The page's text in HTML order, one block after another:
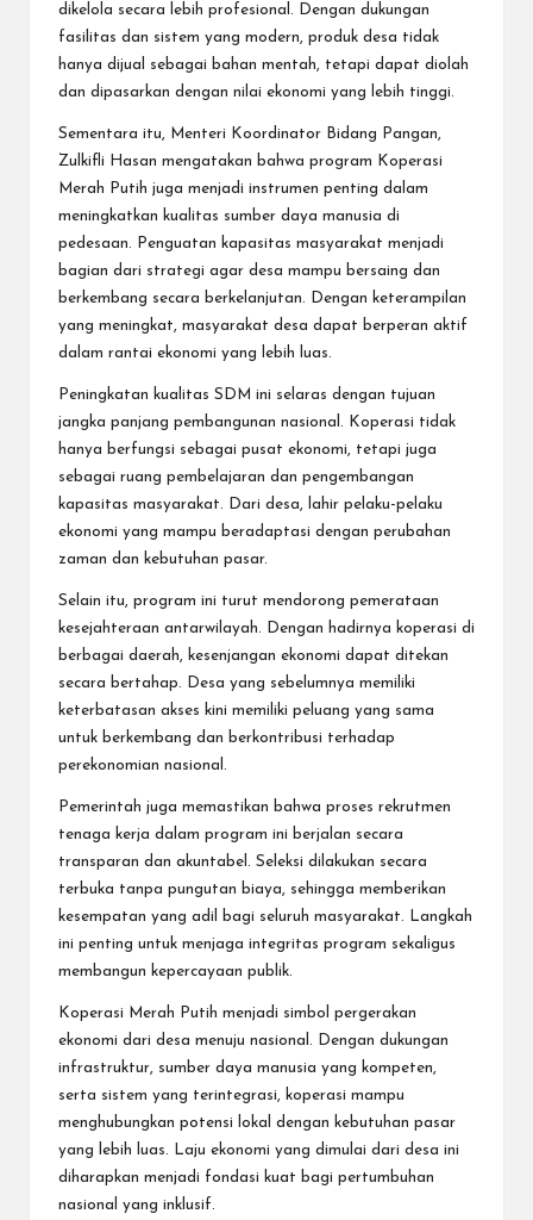
dikelola secara lebih profesional. Dengan dukungan
fasilitas dan sistem yang modern, produk desa tidak
hanya dijual sebagai bahan mentah, tetapi dapat diolah
dan dipasarkan dengan nilai ekonomi yang lebih tinggi.
Sementara itu, Menteri Koordinator Bidang Pangan,
Zulkifli Hasan mengatakan bahwa program Koperasi
Merah Putih juga menjadi instrumen penting dalam
meningkatkan kualitas sumber daya manusia di
pedesaan. Penguatan kapasitas masyarakat menjadi
bagian dari strategi agar desa mampu bersaing dan
berkembang secara berkelanjutan. Dengan keterampilan
yang meningkat, masyarakat desa dapat berperan aktif
dalam rantai ekonomi yang lebih luas.
Peningkatan kualitas SDM ini selaras dengan tujuan
jangka panjang pembangunan nasional. Koperasi tidak
hanya berfungsi sebagai pusat ekonomi, tetapi juga
sebagai ruang pembelajaran dan pengembangan
kapasitas masyarakat. Dari desa, lahir pelaku-pelaku
ekonomi yang mampu beradaptasi dengan perubahan
zaman dan kebutuhan pasar.
Selain itu, program ini turut mendorong pemerataan
kesejahteraan antarwilayah. Dengan hadirnya koperasi di
berbagai daerah, kesenjangan ekonomi dapat ditekan
secara bertahap. Desa yang sebelumnya memiliki
keterbatasan akses kini memiliki peluang yang sama
untuk berkembang dan berkontribusi terhadap
perekonomian nasional.
Pemerintah juga memastikan bahwa proses rekrutmen
tenaga kerja dalam program ini berjalan secara
transparan dan akuntabel. Seleksi dilakukan secara
terbuka tanpa pungutan biaya, sehingga memberikan
kesempatan yang adil bagi seluruh masyarakat. Langkah
ini penting untuk menjaga integritas program sekaligus
membangun kepercayaan publik.
Koperasi Merah Putih menjadi simbol pergerakan
ekonomi dari desa menuju nasional. Dengan dukungan
infrastruktur, sumber daya manusia yang kompeten,
serta sistem yang terintegrasi, koperasi mampu
menghubungkan potensi lokal dengan kebutuhan pasar
yang lebih luas. Laju ekonomi yang dimulai dari desa ini
diharapkan menjadi fondasi kuat bagi pertumbuhan
nasional yang inklusif.